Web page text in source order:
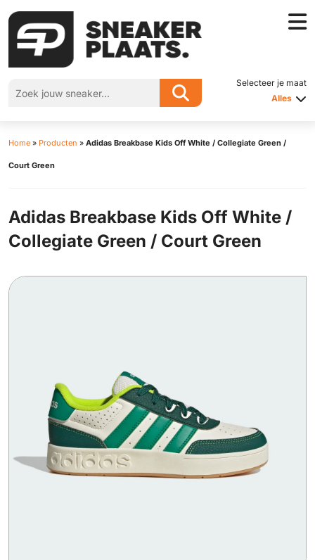
Selecteer je maat
Alles
Home » Producten » Adidas Breakbase Kids Off White / Collegiate Green /
Court Green
Adidas Breakbase Kids Off White /
Collegiate Green / Court Green